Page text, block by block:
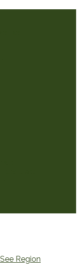
Region